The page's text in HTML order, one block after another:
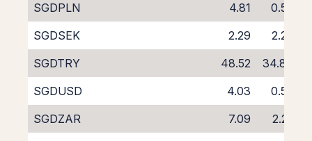
SGDPLN
4.81
0.57
SGDSEK
2.29
2.29
SGDTRY
48.52
34.84
SGDUSD
4.03
0.50
SGDZAR
7.09
2.25